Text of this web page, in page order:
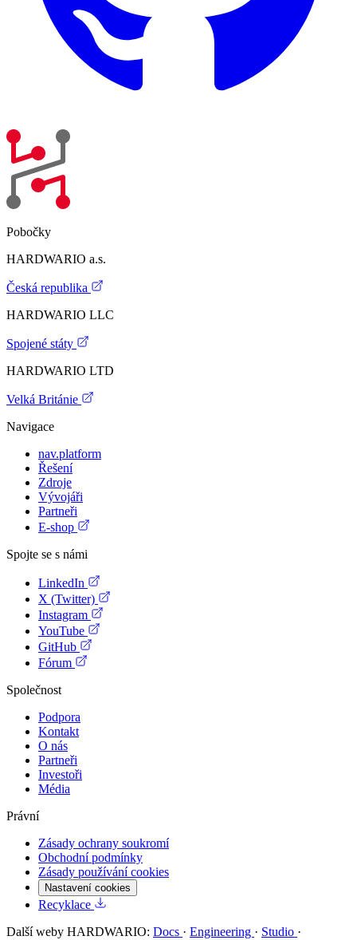
Pobočky
HARDWARIO a.s.
Česká republika
HARDWARIO LLC
Spojené státy
HARDWARIO LTD
Velká Británie
Navigace
nav.platform
Řešení
Zdroje
Vývojáři
Partneři
E-shop
Spojte se s námi
LinkedIn
X (Twitter)
Instagram
YouTube
GitHub
Fórum
Společnost
Podpora
Kontakt
O nás
Partneři
Investoři
Média
Právní
Zásady ochrany soukromí
Obchodní podmínky
Zásady používání cookies
Nastavení cookies
Recyklace
Další weby HARDWARIO: Docs · Engineering · Studio ·